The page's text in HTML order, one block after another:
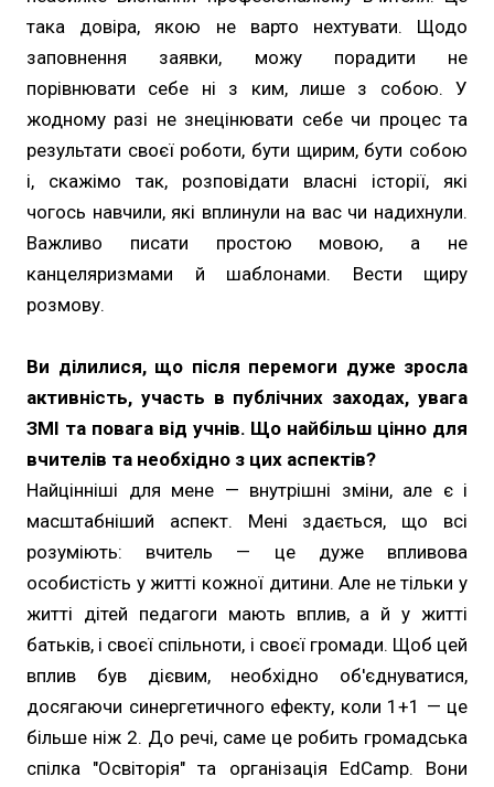
така довіра, якою не варто нехтувати. Щодо
заповнення заявки, можу порадити не
порівнювати себе ні з ким, лише з собою. У
жодному разі не знецінювати себе чи процес та
результати своєї роботи, бути щирим, бути собою
і, скажімо так, розповідати власні історії, які
чогось навчили, які вплинули на вас чи надихнули.
Важливо писати простою мовою, а не
канцеляризмами й шаблонами. Вести щиру
розмову.
Ви ділилися, що після перемоги дуже зросла
активність, участь в публічних заходах, увага
ЗМІ та повага від учнів. Що найбільш цінно для
вчителів та необхідно з цих аспектів?
Найцінніші для мене — внутрішні зміни, але є і
масштабніший аспект. Мені здається, що всі
розуміють: вчитель — це дуже впливова
особистість у житті кожної дитини. Але не тільки у
житті дітей педагоги мають вплив, а й у житті
батьків, і своєї спільноти, і своєї громади. Щоб цей
вплив був дієвим, необхідно об'єднуватися,
досягаючи синергетичного ефекту, коли 1+1 — це
більше ніж 2. До речі, саме це робить громадська
спілка "Освіторія" та організація EdCamp. Вони